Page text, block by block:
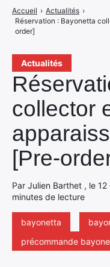
Actualités
collector
[Pre-
Par Julien Barthet , le
minutes de lecture
bayonetta
précommande
Accueil › Actualités ›
Réservation : Bayonetta
order]